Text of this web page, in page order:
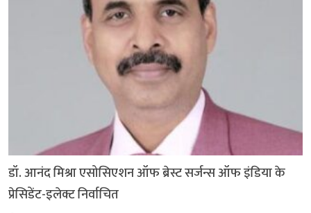
डॉ. आनंद मिश्रा एसोसिएशन ऑफ ब्रेस्ट सर्जन्स ऑफ इंडिया के
प्रेसिडेंट-इलेक्ट निर्वाचित